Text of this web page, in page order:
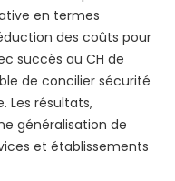
en termes
des coûts pour
succès au CH de
de concilier sécurité
Les résultats,
généralisation de
et établissements